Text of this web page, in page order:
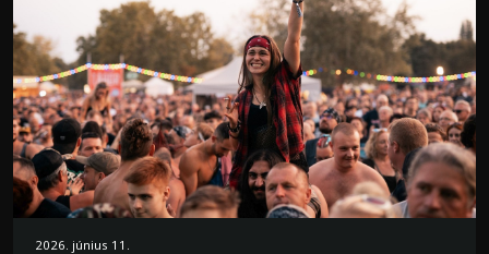
2026. június 11.